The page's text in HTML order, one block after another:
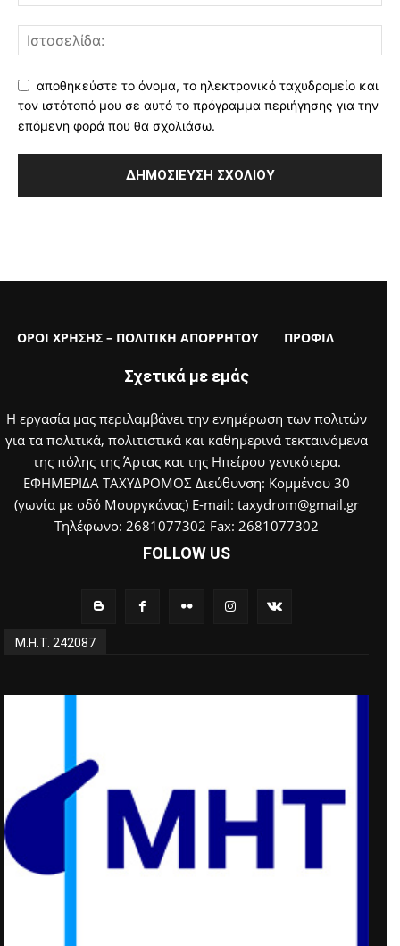
αποθηκεύστε το όνομα, το ηλεκτρονικό ταχυδρομείο και
τον ιστότοπό μου σε αυτό το πρόγραμμα περιήγησης για την
επόμενη φορά που θα σχολιάσω.
ΟΡΟΙ ΧΡΗΣΗΣ – ΠΟΛΙΤΙΚΗ ΑΠΟΡΡΗΤΟΥ ΠΡΟΦΙΛ
Σχετικά με εμάς
Η εργασία μας περιλαμβάνει την ενημέρωση των πολιτών
για τα πολιτικά, πολιτιστικά και καθημερινά τεκταινόμενα
της πόλης της Άρτας και της Ηπείρου γενικότερα.
ΕΦΗΜΕΡΙΔΑ ΤΑΧΥΔΡΟΜΟΣ Διεύθυνση: Κομμένου 30
(γωνία με οδό Μουργκάνας) E-mail: taxydrom@gmail.gr
Τηλέφωνο: 2681077302 Fax: 2681077302
FOLLOW US
Μ.Η.Τ. 242087